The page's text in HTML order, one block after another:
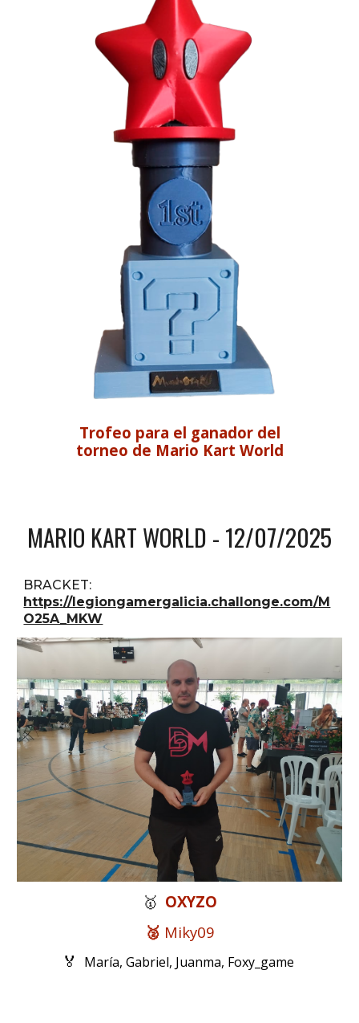
Trofeo para el ganador del
torneo de Mario Kart World
MARIO KART WORLD - 12/07/2025
BRACKET:
https://legiongamergalicia.challonge.com/M
O25A_MKW
🥇 OXYZO
🥈 Miky09
🏅 María, Gabriel, Juanma, Foxy_game